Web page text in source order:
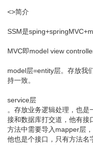
<>简介
SSM是
MVC即model view controller
model层=entity层。存放我
持一致。
service层
。存放业务逻辑处理，也
接和数据库打交道，他有接
方法中需要导入mapper层
他也是个接口，只有方法名